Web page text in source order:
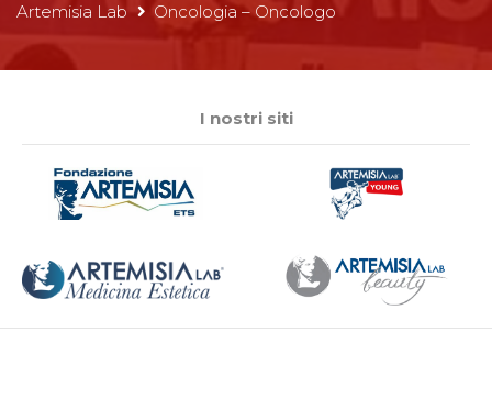
Artemisia Lab Oncologia – Oncologo
I nostri siti